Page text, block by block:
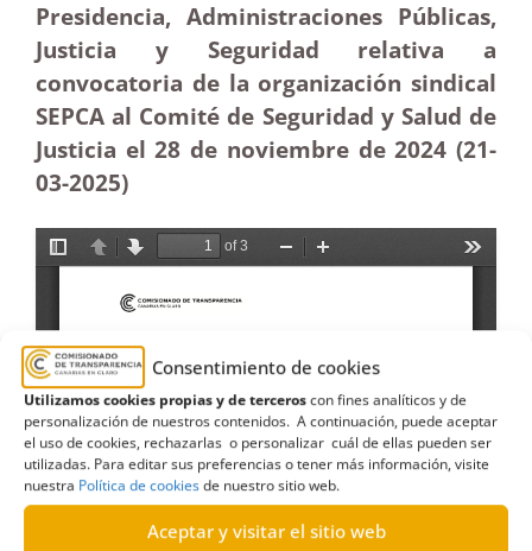
Consentimiento de cookies
Utilizamos cookies propias y de terceroscon fines analíticos y de
personalización de nuestros contenidos. A continuación, puede aceptar
el uso de cookies, rechazarlas o personalizar cuál de ellas pueden ser
utilizadas. Para editar sus preferencias o tener más información, visite
nuestra Política de cookiesde nuestro sitio web.
Aceptar y visitar el sitio web
Presidencia, Administraciones Públicas,
Justicia y Seguridad relativa a
convocatoria de la organización sindical
SEPCA al Comité de Seguridad y Salud de
Justicia el 28 de noviembre de 2024 (21-
03-2025)